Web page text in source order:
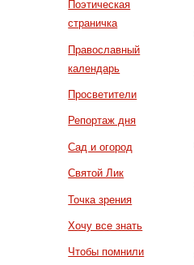
Поэтическая
страничка
Православный
календарь
Просветители
Репортаж дня
Сад и огород
Святой Лик
Точка зрения
Хочу все знать
Чтобы помнили